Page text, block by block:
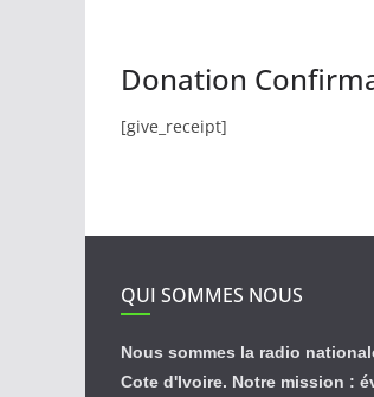
Donation
[give_receipt]
QUI SOMMES NOUS
Nous sommes la radio
Cote d'Ivoire. Notre mission :